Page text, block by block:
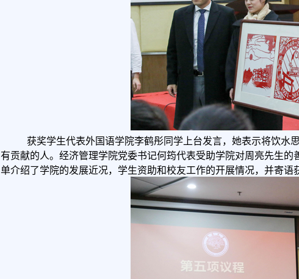
获奖学生代表外国语学院李鹤彤同学上台发言，她表示将饮水
有贡献的人。经济管理学院党委书记何筠代表受助学院对周亮先生
单介绍了学院的发展近况，学生资助和校友工作的开展情况，并寄语